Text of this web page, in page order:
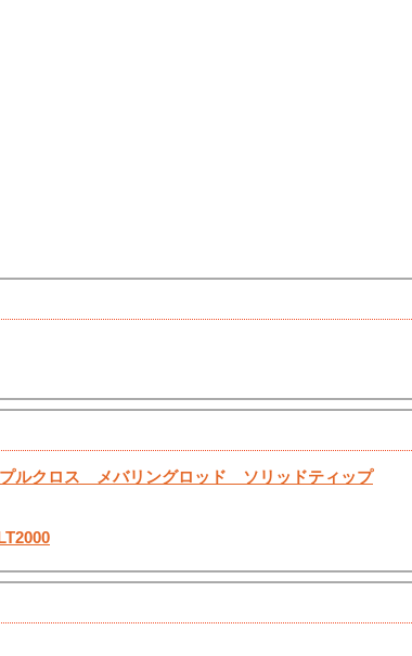
ルクロス メバリングロッド ソリッドティップ